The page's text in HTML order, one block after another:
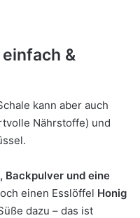
&
kann aber auch
Nährstoffe) und
Backpulver und eine
einen Esslöffel Honig
dazu – das ist